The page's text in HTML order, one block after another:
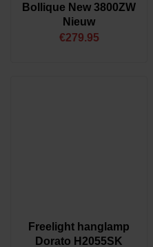
Bollique New 3800ZW
Nieuw
€279.95
Freelight hanglamp
Dorato H2055SK